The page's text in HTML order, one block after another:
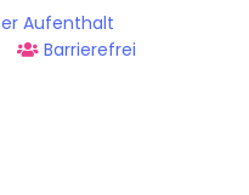
Aufenthalt
Barrierefrei